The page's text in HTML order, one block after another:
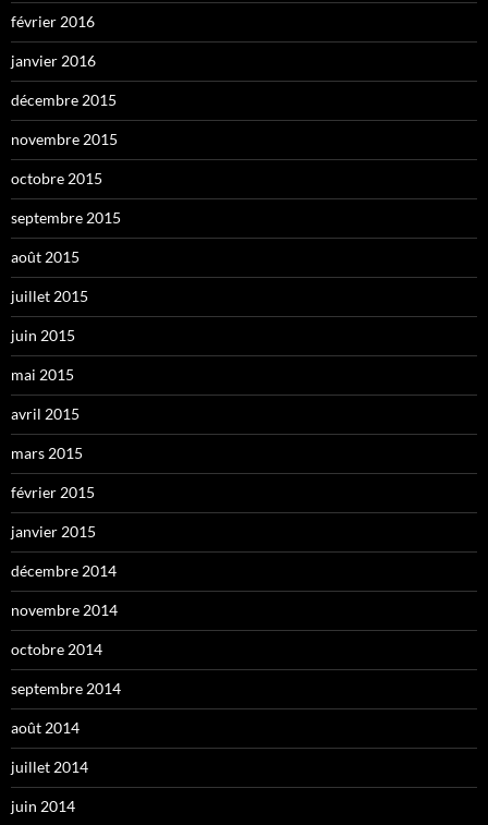
février 2016
janvier 2016
décembre 2015
novembre 2015
octobre 2015
septembre 2015
août 2015
juillet 2015
juin 2015
mai 2015
avril 2015
mars 2015
février 2015
janvier 2015
décembre 2014
novembre 2014
octobre 2014
septembre 2014
août 2014
juillet 2014
juin 2014